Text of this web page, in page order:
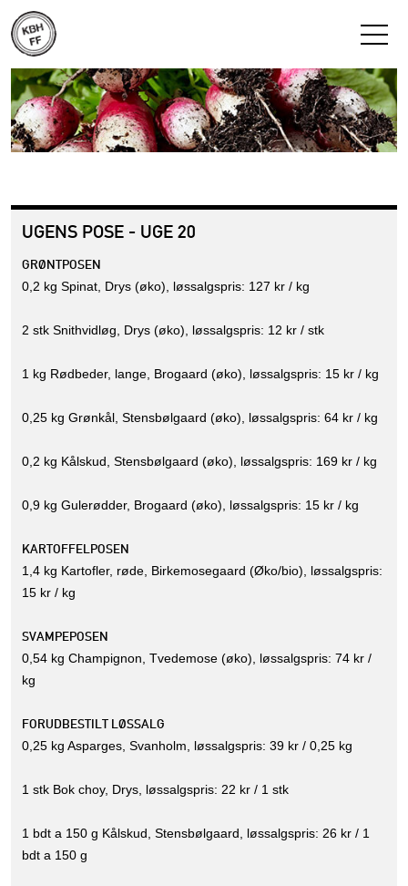
UGENS POSE - UGE 20
GRØNTPOSEN
0,2 kg Spinat, Drys (øko), løssalgspris: 127 kr / kg
2 stk Snithvidløg, Drys (øko), løssalgspris: 12 kr / stk
1 kg Rødbeder, lange, Brogaard (øko), løssalgspris: 15 kr / kg
0,25 kg Grønkål, Stensbølgaard (øko), løssalgspris: 64 kr / kg
0,2 kg Kålskud, Stensbølgaard (øko), løssalgspris: 169 kr / kg
0,9 kg Gulerødder, Brogaard (øko), løssalgspris: 15 kr / kg
KARTOFFELPOSEN
1,4 kg Kartofler, røde, Birkemosegaard (Øko/bio), løssalgspris:
15 kr / kg
SVAMPEPOSEN
0,54 kg Champignon, Tvedemose (øko), løssalgspris: 74 kr /
kg
FORUDBESTILT LØSSALG
0,25 kg Asparges, Svanholm, løssalgspris: 39 kr / 0,25 kg
1 stk Bok choy, Drys, løssalgspris: 22 kr / 1 stk
1 bdt a 150 g Kålskud, Stensbølgaard, løssalgspris: 26 kr / 1
bdt a 150 g